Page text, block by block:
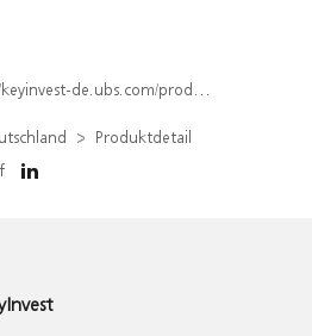
de.ubs.com/produkt/detail/index/isin/DE000WA6AAL5
Produktdetail